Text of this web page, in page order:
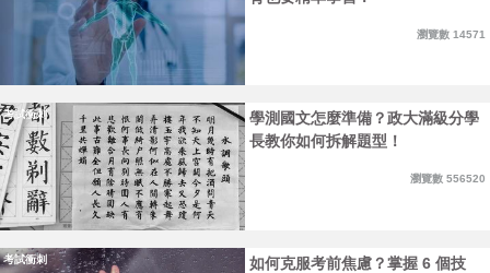
瀏覽數 14571
考試衝刺
學測國文怎麼準備？政大滿級分學
長教你如何拆解題型！
瀏覽數 556520
考試衝刺
如何克服考前焦慮？掌握 6 個技